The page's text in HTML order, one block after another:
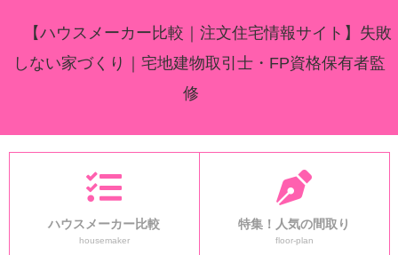
【ハウスメーカー比較｜注文住宅情報サイト】失敗
しない家づくり｜宅地建物取引士・FP資格保有者監
修
ハウスメーカー比較
housemaker
特集！人気の間取り
floor-plan